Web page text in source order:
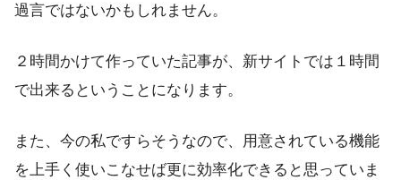
過言ではないかもしれません。
２時間かけて作っていた記事が、新サイトでは１時間
で出来るということになります。
また、今の私ですらそうなので、用意されている機能
を上手く使いこなせば更に効率化できると思っていま